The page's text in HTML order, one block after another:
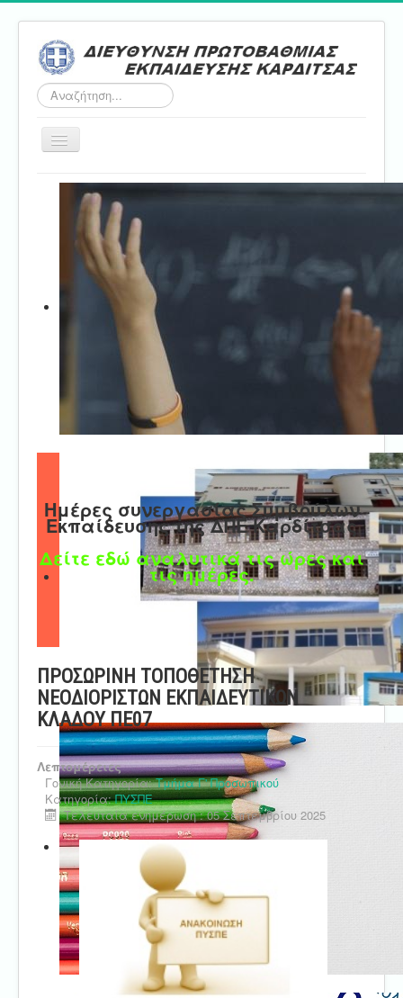
Αναζήτηση...
Εναλλαγή
Αρχική
Τμήμα Α'
Τμήμα Β'
Επικοινωνία
Ημέρες συνεργασίας Συμβούλων
Εκπαίδευσης της ΔΠΕ Καρδίτσας
Δείτε εδώ αναλυτικά τις ώρες και
τις ημέρες.
ΠΡΟΣΩΡΙΝΗ ΤΟΠΟΘΕΤΗΣΗ
ΝΕΟΔΙΟΡΙΣΤΩΝ ΕΚΠΑΙΔΕΥΤΙΚΩΝ
ΚΛΑΔΟΥ ΠΕ07
Λεπτομέρειες
Γονική Κατηγορία:Τμήμα Γ' Προσωπικού
Κατηγορία:ΠΥΣΠΕ
Τελευταία ενημέρωση : 05 Σεπτεμβρίου 2025